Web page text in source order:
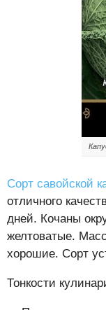
Сорт савойской
отличного
дней. Кочаны
желтоватые.
хорошие. Сорт
Тонкости